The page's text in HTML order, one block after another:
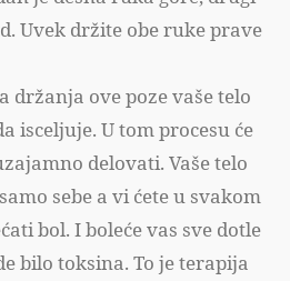
Uvek držite obe ruke prave
držanja ove poze vaše telo
isceljuje. U tom procesu će
delovati. Vaše telo
sebe a vi ćete u svakom
bol. I boleće vas sve dotle
bilo toksina. To je terapija